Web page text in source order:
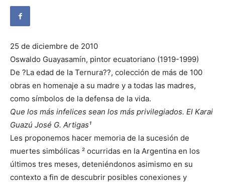
25 de diciembre de 2010
Oswaldo Guayasamín, pintor ecuatoriano (1919-1999)
De ?La edad de la Ternura??, colección de más de 100
obras en homenaje a su madre y a todas las madres,
como símbolos de la defensa de la vida.
Que los más infelices sean los más privilegiados. El Karai
Guazú José G. Artigas¹
Les proponemos hacer memoria de la sucesión de
muertes simbólicas ² ocurridas en la Argentina en los
últimos tres meses, deteniéndonos asimismo en su
contexto a fin de descubrir posibles conexiones y